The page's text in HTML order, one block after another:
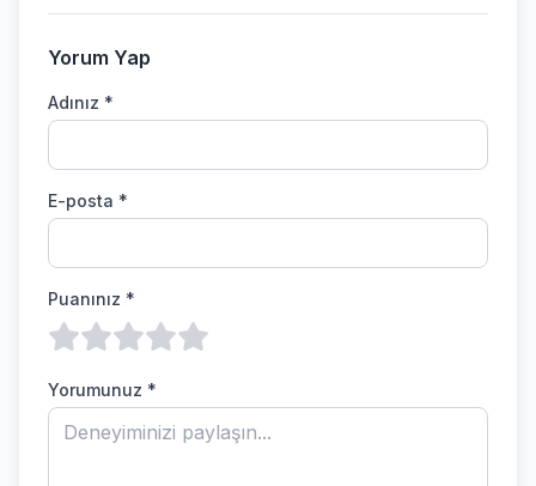
Yorum Yap
Adınız *
E-posta *
Puanınız *
Yorumunuz *